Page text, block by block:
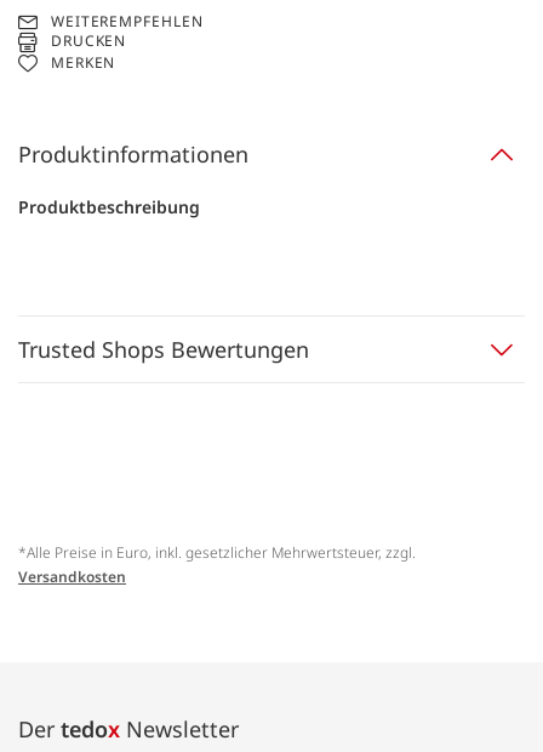
WEITEREMPFEHLEN
DRUCKEN
MERKEN
Produktinformationen
Produktbeschreibung
Trusted Shops Bewertungen
*Alle Preise in Euro, inkl. gesetzlicher Mehrwertsteuer, zzgl.
Versandkosten
Der tedox Newsletter